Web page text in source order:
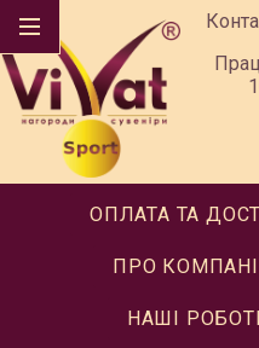
ОПЛАТА ТА
ПРО
НАШІ